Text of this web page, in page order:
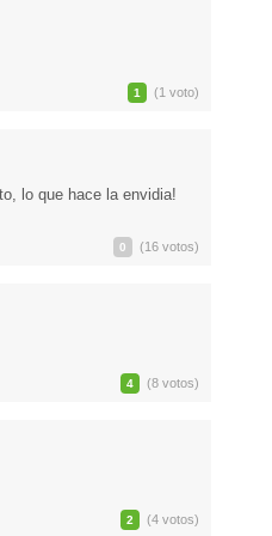
1 (1 voto)
lo que hace la envidia!
0 (16 votos)
4 (8 votos)
2 (4 votos)